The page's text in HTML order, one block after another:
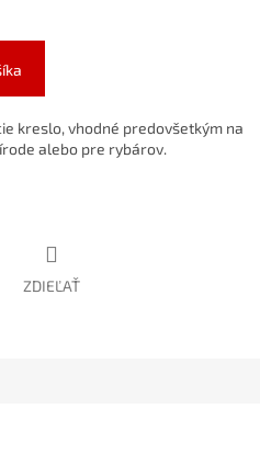
kreslo, vhodné predovšetkým na
alebo pre rybárov.
ZDIEĽAŤ